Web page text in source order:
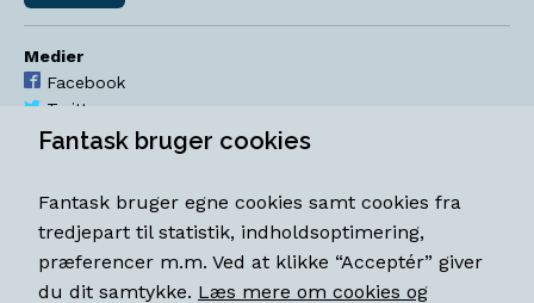
Medier
Facebook
Twitter
YouTube
Åbningstider
Mandag-torsdag 11-18
Fredag 11-18.30
Fantask bruger cookies
Fantask bruger egne cookies samt cookies fra
tredjepart til statistik, indholdsoptimering,
præferencer m.m. Ved at klikke “Acceptér” giver
du dit samtykke. Læs mere om cookies og